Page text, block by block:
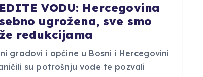
VODU: Hercegovina
ugrožena, sve smo
redukcijama
gradovi i općine u Bosni i Hercegovini
su potrošnju vode te pozvali